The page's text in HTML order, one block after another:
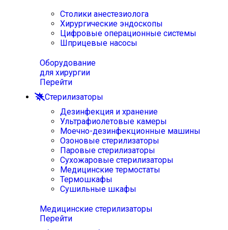
Столики анестезиолога
Хирургические эндоскопы
Цифровые операционные системы
Шприцевые насосы
Оборудование
для хирургии
Перейти
Стерилизаторы
Дезинфекция и хранение
Ультрафиолетовые камеры
Моечно-дезинфекционные машины
Озоновые стерилизаторы
Паровые стерилизаторы
Сухожаровые стерилизаторы
Медицинские термостаты
Термошкафы
Сушильные шкафы
Медицинские стерилизаторы
Перейти